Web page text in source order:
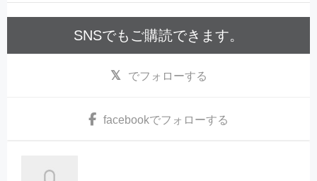
SNSでもご購読できます。
でフォローする
facebookでフォローする